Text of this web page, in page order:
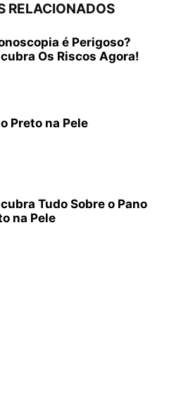
RELACIONADOS
é Perigoso?
Os Riscos Agora!
Preto na Pele
Tudo Sobre o Pano
na Pele